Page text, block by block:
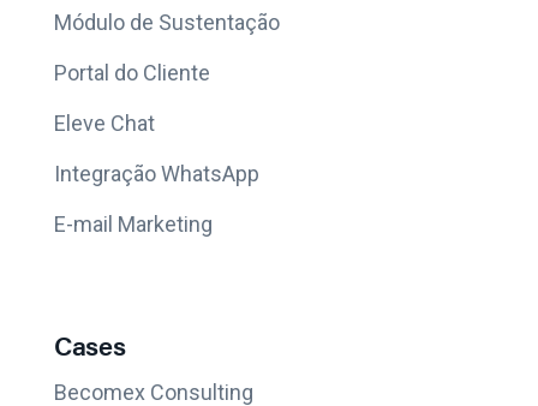
Módulo de Sustentação
Portal do Cliente
Eleve Chat
Integração WhatsApp
E-mail Marketing
Cases
Becomex Consulting